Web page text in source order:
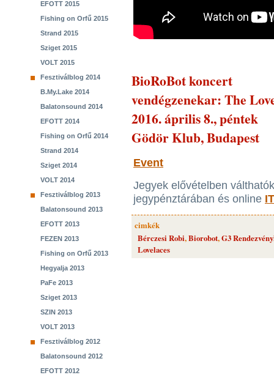
EFOTT 2015
Fishing on Orfű 2015
Strand 2015
Sziget 2015
VOLT 2015
Fesztiválblog 2014
B.My.Lake 2014
Balatonsound 2014
EFOTT 2014
Fishing on Orfű 2014
Strand 2014
Sziget 2014
VOLT 2014
Fesztiválblog 2013
Balatonsound 2013
EFOTT 2013
FEZEN 2013
Fishing on Orfű 2013
Hegyalja 2013
PaFe 2013
Sziget 2013
SZIN 2013
VOLT 2013
Fesztiválblog 2012
Balatonsound 2012
EFOTT 2012
BioRoBot koncert
vendégzenekar: The
2016. április 8., péntek
Gödör Klub, Budapest
Event
Jegyek elővételben
jegypénztárában és online
cimkék
Bérczesi Robi,Biorobot,G3
Lovelaces